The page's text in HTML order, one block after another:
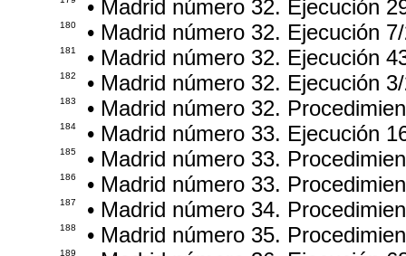
• Madrid número 32. Ejecución
180 • Madrid número 32. Ejecución
181 • Madrid número 32. Ejecución
182 • Madrid número 32. Ejecución
183 • Madrid número 32.
184 • Madrid número 33. Ejecución
185 • Madrid número 33.
186 • Madrid número 33.
187 • Madrid número 34.
188 • Madrid número 35.
189